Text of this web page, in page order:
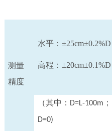
测量
精度
水平：±25cm±0.2%D
高程：±20cm±0.1%D
（其中： D=L-100m ；
D=0)